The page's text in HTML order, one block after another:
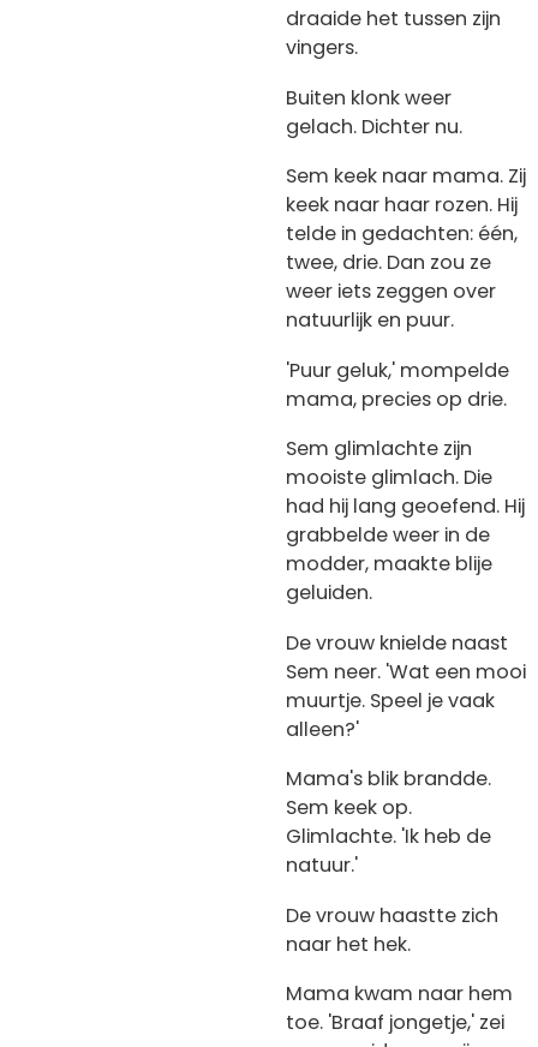
draaide het tussen zijn
vingers.
Buiten klonk weer
gelach. Dichter nu.
Sem keek naar mama. Zij
keek naar haar rozen. Hij
telde in gedachten: één,
twee, drie. Dan zou ze
weer iets zeggen over
natuurlijk en puur.
'Puur geluk,' mompelde
mama, precies op drie.
Sem glimlachte zijn
mooiste glimlach. Die
had hij lang geoefend. Hij
grabbelde weer in de
modder, maakte blije
geluiden.
De vrouw knielde naast
Sem neer. 'Wat een mooi
muurtje. Speel je vaak
alleen?'
Mama's blik brandde.
Sem keek op.
Glimlachte. 'Ik heb de
natuur.'
De vrouw haastte zich
naar het hek.
Mama kwam naar hem
toe. 'Braaf jongetje,' zei